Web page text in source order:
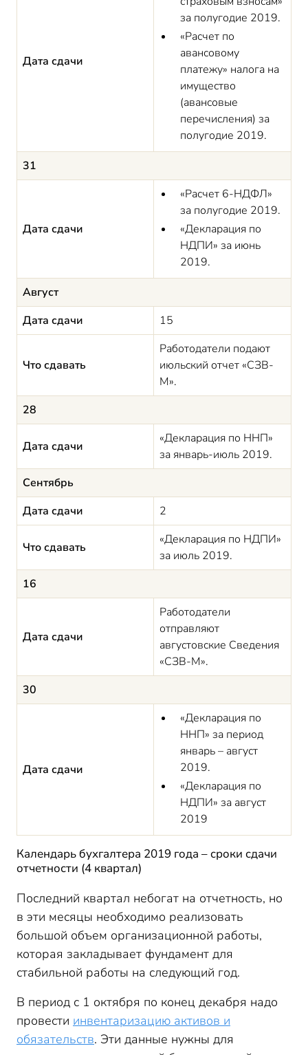
Дата сдачи
за полугодие 2019.
«Расчет по
авансовому
платежу» налога на
имущество
(авансовые
перечисления) за
полугодие 2019.
31
Дата сдачи
«Расчет 6-НДФЛ»
за полугодие 2019.
«Декларация по
НДПИ» за июнь
2019.
Август
Дата сдачи
15
Что сдавать
Работодатели подают
июльский отчет «СЗВ-
М».
28
Дата сдачи
«Декларация по ННП»
за январь-июль 2019.
Сентябрь
Дата сдачи
2
Что сдавать
«Декларация по НДПИ»
за июль 2019.
16
Дата сдачи
Работодатели
отправляют
августовские Сведения
«СЗВ-М».
30
Дата сдачи
«Декларация по
ННП» за период
январь – август
2019.
«Декларация по
НДПИ» за август
2019
Календарь бухгалтера 2019 года – сроки сдачи
отчетности (4 квартал)
Последний квартал небогат на отчетность, но
в эти месяцы необходимо реализовать
большой объем организационной работы,
которая закладывает фундамент для
стабильной работы на следующий год.
В период с 1 октября по конец декабря надо
провести инвентаризацию активов и
обязательств. Эти данные нужны для